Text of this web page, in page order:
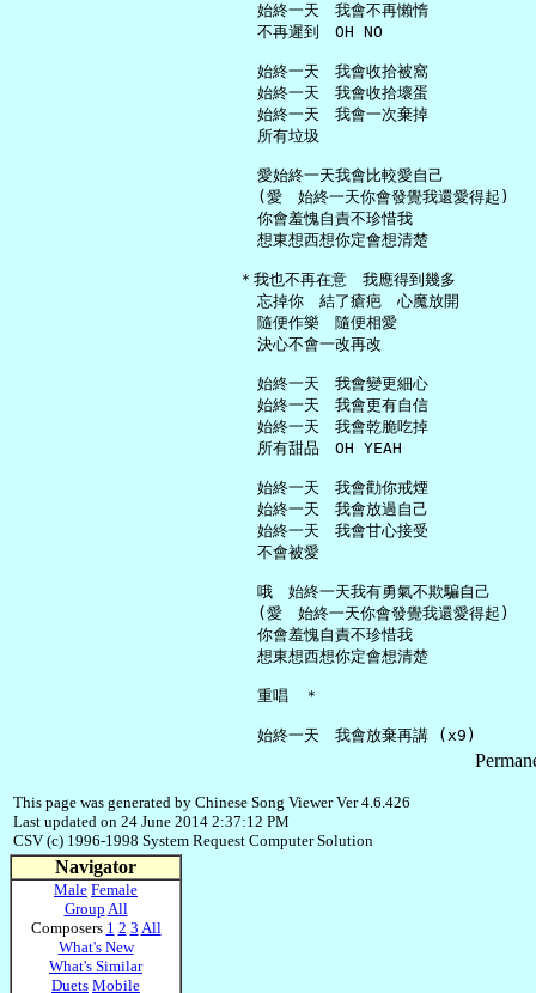
     始終一天　我會不再懶惰
     不再遲到　OH NO
     始終一天　我會收拾被窩
     始終一天　我會收拾壞蛋
     始終一天　我會一次棄掉
     所有垃圾
     愛始終一天我會比較愛自己
     (愛　始終一天你會發覺我還愛得起)
     你會羞愧自責不珍惜我
     想東想西想你定會想清楚
   ＊我也不再在意　我應得到幾多
     忘掉你　結了瘡疤　心魔放開
     隨便作樂　隨便相愛
     決心不會一改再改
     始終一天　我會變更細心
     始終一天　我會更有自信
     始終一天　我會乾脆吃掉
     所有甜品　OH YEAH
     始終一天　我會勸你戒煙
     始終一天　我會放過自己
     始終一天　我會甘心接受
     不會被愛
     哦　始終一天我有勇氣不欺騙自己
     (愛　始終一天你會發覺我還愛得起)
     你會羞愧自責不珍惜我
     想東想西想你定會想清楚
     重唱　＊
This page was generated by Chinese Song Viewer Ver 4.6.426
Last updated on 24 June 2014 2:37:12 PM
CSV (c) 1996-1998 System Request Computer Solution
Navigator
Male Female
Group All
Composers 1 2 3 All
What's New
What's Similar
Duets Mobile